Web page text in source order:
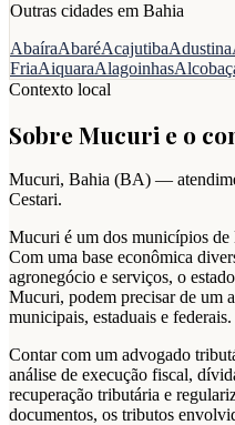
Outras cidades em Bahia
AbaíraAbaréAcajutibaAdustina
FriaAiquaraAlagoinhas
Contexto local
Sobre Mucuri e o
Mucuri, Bahia (BA) —
Cestari.
Mucuri é um dos municípios
Com uma base econômica
agronegócio e serviços, o
Mucuri, podem precisar de um
municipais, estaduais e federais.
Contar com um advogado
análise de execução fiscal,
recuperação tributária e
documentos, os tributos